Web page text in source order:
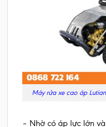
Máy rửa xe cao áp Lutian
– Nhờ có áp lực lớn